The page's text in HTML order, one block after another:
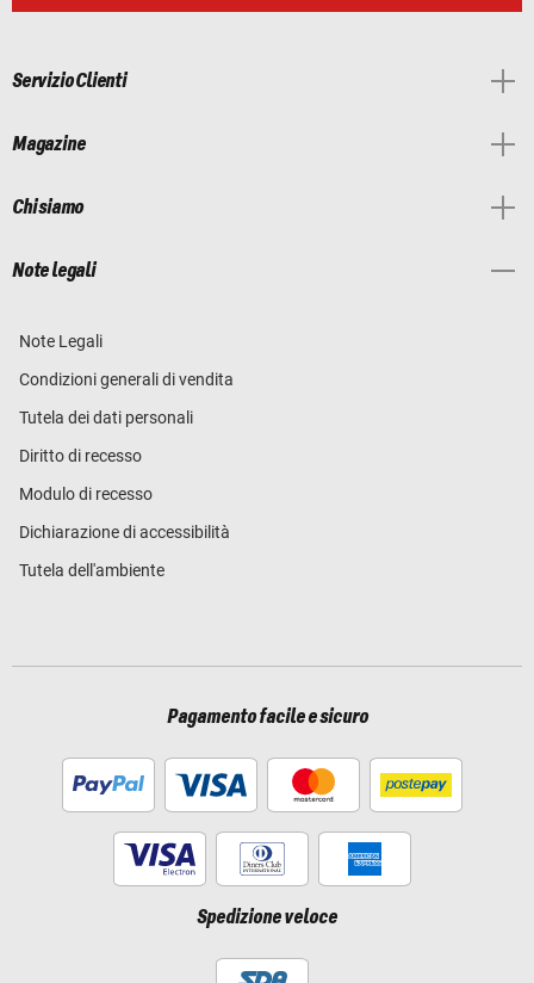
Servizio Clienti
Magazine
Chi siamo
Note legali
Note Legali
Condizioni generali di vendita
Tutela dei dati personali
Diritto di recesso
Modulo di recesso
Dichiarazione di accessibilità
Tutela dell'ambiente
Pagamento facile e sicuro
Spedizione veloce